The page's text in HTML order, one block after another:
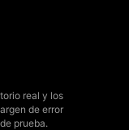
real y los
de error
prueba.